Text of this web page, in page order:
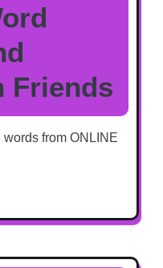
Friends
from ONLINE